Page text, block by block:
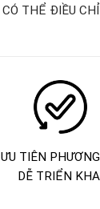
CÓ THỂ ĐIỀU
ƯU TIÊN
DỄ TRIỂN